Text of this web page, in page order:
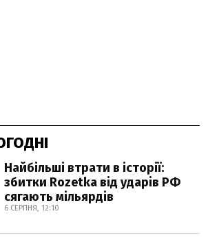
Найбільші втрати в історії:
збитки Rozetka від ударів РФ
сягають мільярдів
6 СЕРПНЯ, 12:10